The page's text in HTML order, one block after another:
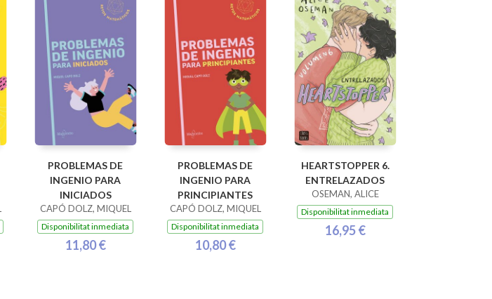
PROBLEMAS DE
INGENIO PARA
INICIADOS
CAPÓ DOLZ, MIQUEL
Disponibilitat inmediata
11,80 €
PROBLEMAS DE
INGENIO PARA
PRINCIPIANTES
CAPÓ DOLZ, MIQUEL
Disponibilitat inmediata
10,80 €
HEARTSTOPPER 6.
ENTRELAZADOS
OSEMAN, ALICE
Disponibilitat inmediata
16,95 €